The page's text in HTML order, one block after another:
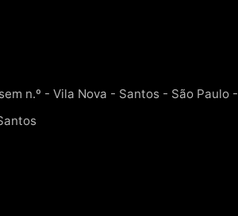
n.º - Vila Nova - Santos - São Paulo